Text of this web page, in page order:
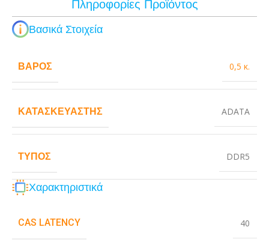
Πληροφορίες Προϊόντος
Βασικά Στοιχεία
ΒΆΡΟΣ 0,5 κ.
ΚΑΤΑΣΚΕΥΑΣΤΉΣ ADATA
ΤΎΠΟΣ DDR5
Χαρακτηριστικά
CAS LATENCY 40